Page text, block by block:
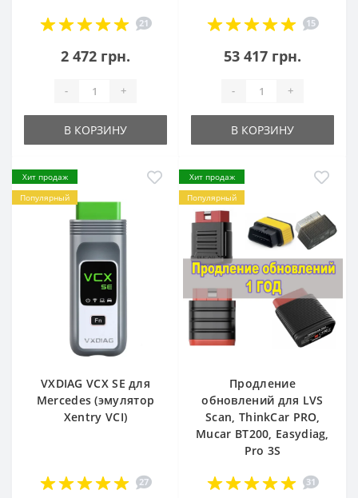
21
2 472 грн.
- +
В КОРЗИНУ
15
53 417 грн.
- +
В КОРЗИНУ
Хит продаж
Популярный
VXDIAG VCX SE для
Mercedes (эмулятор
Xentry VCI)
27
Хит продаж
Популярный
Продление
обновлений для LVS
Scan, ThinkCar PRO,
Mucar BT200, Easydiag,
Pro 3S
31